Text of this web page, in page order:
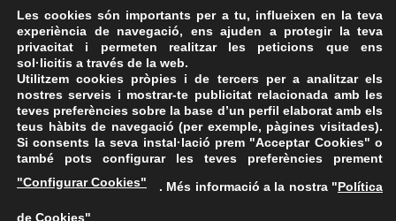
Enllaç permanent
Pista Mirador
Avinguda de l’11 de
setembre
FAQs
Les cookies són importants per a tu, influeixen en la teva
experiència de navegació, ens ajuden a protegir la teva
privacitat i permeten realitzar les peticions que ens
sol·licitis a través de la web.
Utilitzem cookies pròpies i de tercers per a analitzar els
nostres serveis i mostrar-te publicitat relacionada amb les
teves preferències sobre la base d’un perfil elaborat amb els
teus hàbits de navegació (per exemple, pàgines visitades).
Si consents la seva instal·lació prem "Acceptar Cookies" o
també pots configurar les teves preferències prement
"Configurar Cookies"
. Més informació a la nostra "Política
de Cookies"